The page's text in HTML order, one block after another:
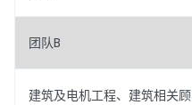
团队B
建筑及电机工程、建筑相关顾